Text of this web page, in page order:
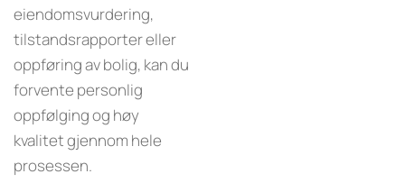
eiendomsvurdering,
tilstandsrapporter eller
oppføring av bolig, kan du
forvente personlig
oppfølging og høy
kvalitet gjennom hele
prosessen.